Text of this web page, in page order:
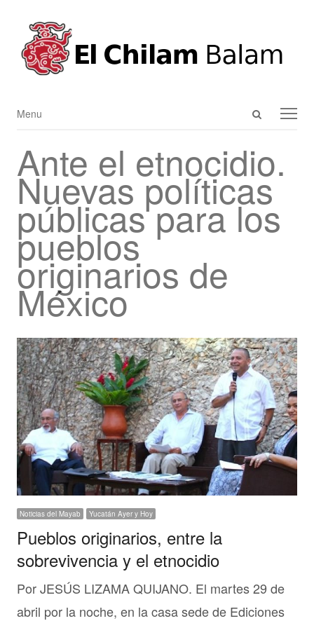
Open
panel
Menu
Menu
Ante el etnocidio.
Nuevas políticas
públicas para los
pueblos
originarios de
México
Noticias del Mayab Yucatán Ayer y Hoy
Pueblos originarios, entre la
sobrevivencia y el etnocidio
Por JESÚS LIZAMA QUIJANO. El martes 29 de
abril por la noche, en la casa sede de Ediciones